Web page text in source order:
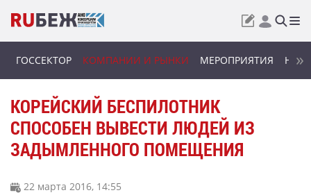
ГОССЕКТОР КОМПАНИИ И РЫНКИ МЕРОПРИЯТИЯ
КОРЕЙСКИЙ БЕСПИЛОТНИК
СПОСОБЕН ВЫВЕСТИ ЛЮДЕЙ ИЗ
ЗАДЫМЛЕННОГО ПОМЕЩЕНИЯ
22 марта 2016, 14:55